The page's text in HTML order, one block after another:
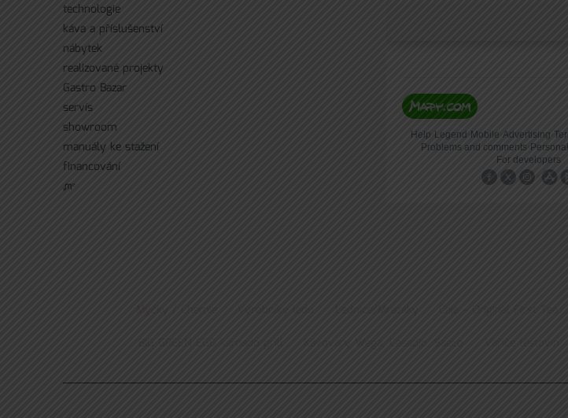
technologie
káva a příslušenství
nábytek
realizované projekty
Gastro Bazar
servís
showroom
manuály ke stažení
financování
ᘻᵉ